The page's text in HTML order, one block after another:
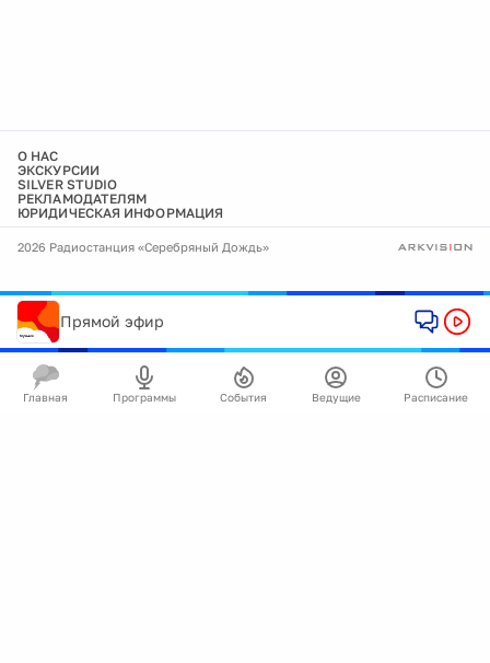
О НАС
ЭКСКУРСИИ
SILVER STUDIO
РЕКЛАМОДАТЕЛЯМ
ЮРИДИЧЕСКАЯ ИНФОРМАЦИЯ
2026 Радиостанция «Серебряный Дождь»
Прямой эфир
Главная Программы События Ведущие Расписание